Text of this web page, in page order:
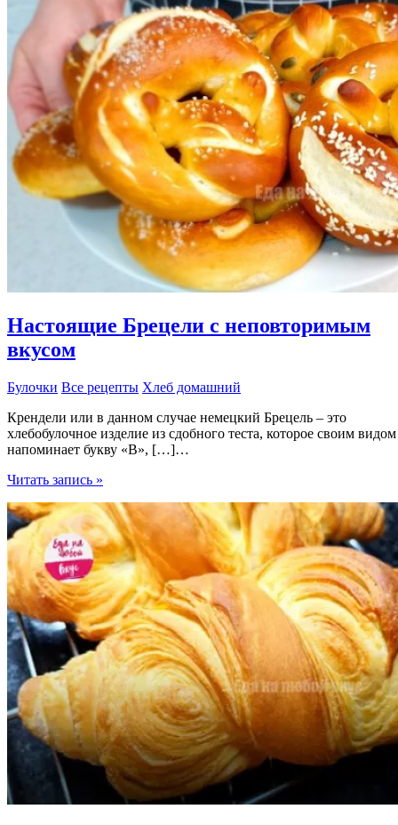
Настоящие Брецели с неповторимым
вкусом
Булочки Все рецепты Хлеб домашний
Крендели или в данном случае немецкий Брецель – это
хлебобулочное изделие из сдобного теста, которое своим видом
напоминает букву «В», […]…
Настоящие
с
неповторимым
вкусом
Читать запись »